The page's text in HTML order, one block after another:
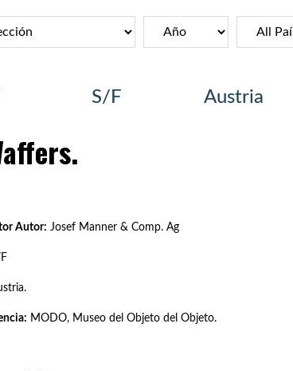
S/F Austria
Autor: Josef Manner & Comp. Ag
MODO, Museo del Objeto del Objeto.